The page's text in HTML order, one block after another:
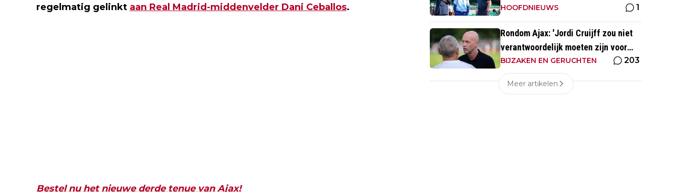
regelmatig gelinkt aan Real Madrid-middenvelder Dani Ceballos.
Bestel nu het nieuwe derde tenue van Ajax!
Dordrecht'
HOOFDNIEUWS 1
Rondom Ajax: 'Jordi Cruijff zou niet
verantwoordelijk moeten zijn voor
Ajax Vrouwen'
BIJZAKEN EN GERUCHTEN 203
Meer artikelen